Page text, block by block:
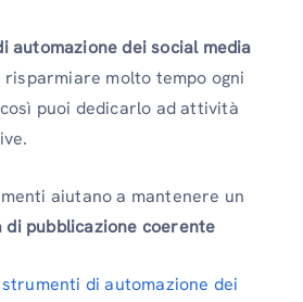
automazione dei social media
molto tempo ogni
puoi dedicarlo ad attività
aiutano a mantenere un
di pubblicazione coerente
strumenti di automazione dei